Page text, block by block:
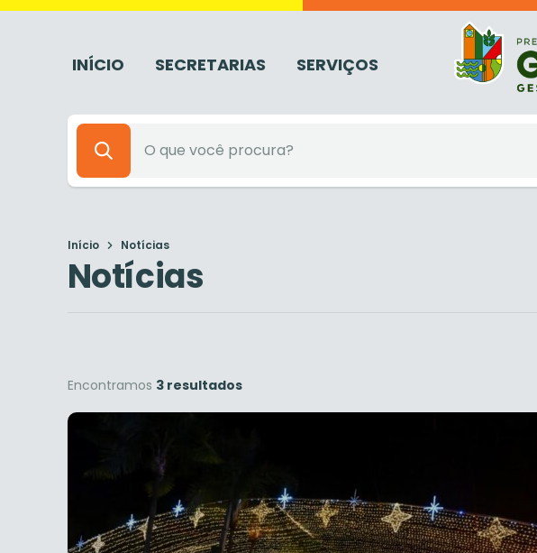
INÍCIO SECRETARIAS SERVIÇOS
Início Notícias
Notícias
Encontramos 3 resultados